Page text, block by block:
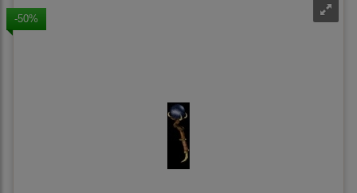
-50%